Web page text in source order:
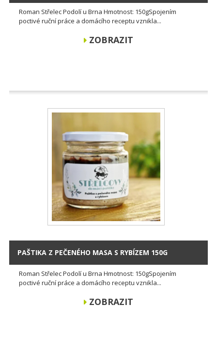
Roman Střelec Podolí u Brna Hmotnost: 150gSpojením
poctivé ruční práce a domácího receptu vznikla...
ZOBRAZIT
PAŠTIKA Z PEČENÉHO MASA S RYBÍZEM 150G
Roman Střelec Podolí u Brna Hmotnost: 150gSpojením
poctivé ruční práce a domácího receptu vznikla...
ZOBRAZIT